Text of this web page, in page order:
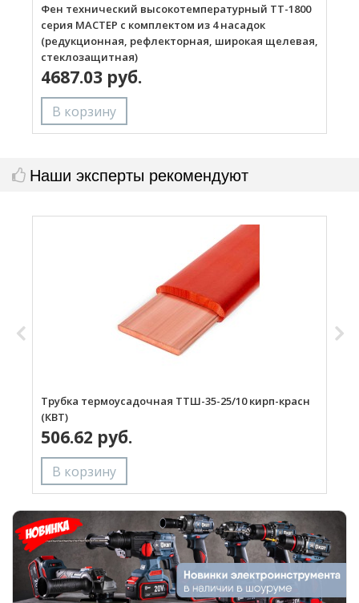
Фен технический высокотемпературный ТТ-1800
серия МАСТЕР с комплектом из 4 насадок
(редукционная, рефлекторная, широкая щелевая,
стеклозащитная)
4687.03 руб.
Наши эксперты рекомендуют
Трубка термоусадочная ТТШ-35-25/10 кирп-красн
(КВТ)
506.62 руб.